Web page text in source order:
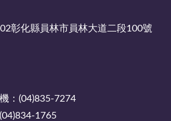
彰化縣員林市員林大道二段100號
：(04)835-7274
1765